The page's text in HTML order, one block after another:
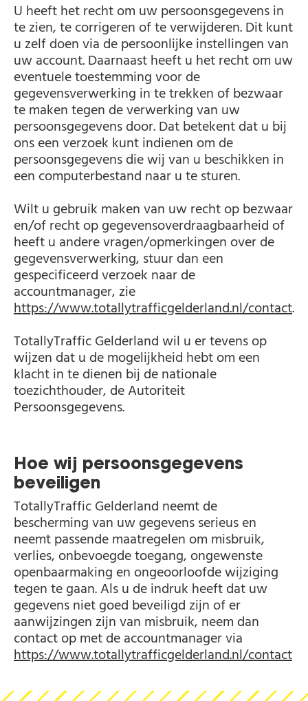
U heeft het recht om uw persoonsgegevens in
te zien, te corrigeren of te verwijderen. Dit kunt
u zelf doen via de persoonlijke instellingen van
uw account. Daarnaast heeft u het recht om uw
eventuele toestemming voor de
gegevensverwerking in te trekken of bezwaar
te maken tegen de verwerking van uw
persoonsgegevens door. Dat betekent dat u bij
ons een verzoek kunt indienen om de
persoonsgegevens die wij van u beschikken in
een computerbestand naar u te sturen.
Wilt u gebruik maken van uw recht op bezwaar
en/of recht op gegevensoverdraagbaarheid of
heeft u andere vragen/opmerkingen over de
gegevensverwerking, stuur dan een
gespecificeerd verzoek naar de
accountmanager, zie
https://www.totallytrafficgelderland.nl/contact.
TotallyTraffic Gelderland wil u er tevens op
wijzen dat u de mogelijkheid hebt om een
klacht in te dienen bij de nationale
toezichthouder, de Autoriteit
Persoonsgegevens.
Hoe wij persoonsgegevens
beveiligen
TotallyTraffic Gelderland neemt de
bescherming van uw gegevens serieus en
neemt passende maatregelen om misbruik,
verlies, onbevoegde toegang, ongewenste
openbaarmaking en ongeoorloofde wijziging
tegen te gaan. Als u de indruk heeft dat uw
gegevens niet goed beveiligd zijn of er
aanwijzingen zijn van misbruik, neem dan
contact op met de accountmanager via
https://www.totallytrafficgelderland.nl/contact